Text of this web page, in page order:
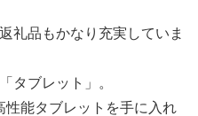
礼品もかなり充実していま
タブレット」。
能タブレットを手に入れ